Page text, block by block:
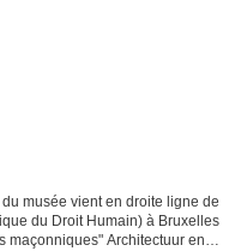
musée vient en droite ligne de
du Droit Humain) à Bruxelles
maçonniques" Architectuur en